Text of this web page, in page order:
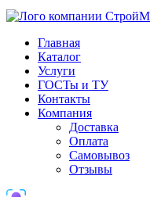
Главная
Каталог
Услуги
ГОСТы и ТУ
Контакты
Компания
Доставка
Оплата
Самовывоз
Отзывы